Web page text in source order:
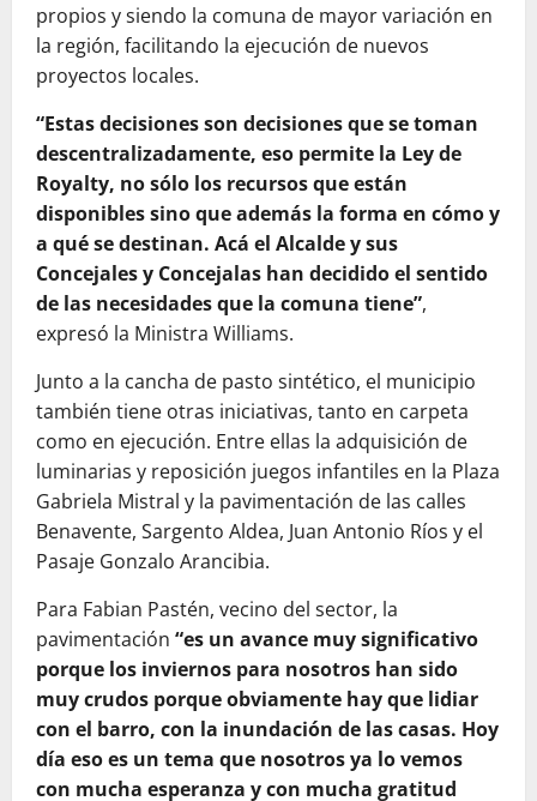
propios y siendo la comuna de mayor variación en
la región, facilitando la ejecución de nuevos
proyectos locales.
“Estas decisiones son decisiones que se toman
descentralizadamente, eso permite la Ley de
Royalty, no sólo los recursos que están
disponibles sino que además la forma en cómo y
a qué se destinan. Acá el Alcalde y sus
Concejales y Concejalas han decidido el sentido
de las necesidades que la comuna tiene”,
expresó la Ministra Williams.
Junto a la cancha de pasto sintético, el municipio
también tiene otras iniciativas, tanto en carpeta
como en ejecución. Entre ellas la adquisición de
luminarias y reposición juegos infantiles en la Plaza
Gabriela Mistral y la pavimentación de las calles
Benavente, Sargento Aldea, Juan Antonio Ríos y el
Pasaje Gonzalo Arancibia.
Para Fabian Pastén, vecino del sector, la
pavimentación “es un avance muy significativo
porque los inviernos para nosotros han sido
muy crudos porque obviamente hay que lidiar
con el barro, con la inundación de las casas. Hoy
día eso es un tema que nosotros ya lo vemos
con mucha esperanza y con mucha gratitud